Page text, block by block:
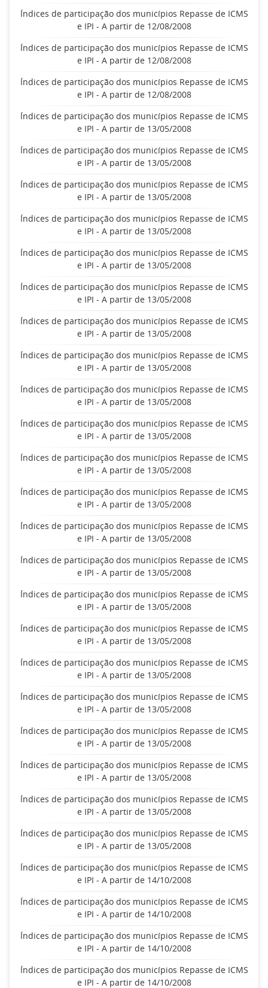
Índices de participação dos municípios Repasse de ICMS
e IPI - A partir de 12/08/2008
Índices de participação dos municípios Repasse de ICMS
e IPI - A partir de 12/08/2008
Índices de participação dos municípios Repasse de ICMS
e IPI - A partir de 12/08/2008
Índices de participação dos municípios Repasse de ICMS
e IPI - A partir de 13/05/2008
Índices de participação dos municípios Repasse de ICMS
e IPI - A partir de 13/05/2008
Índices de participação dos municípios Repasse de ICMS
e IPI - A partir de 13/05/2008
Índices de participação dos municípios Repasse de ICMS
e IPI - A partir de 13/05/2008
Índices de participação dos municípios Repasse de ICMS
e IPI - A partir de 13/05/2008
Índices de participação dos municípios Repasse de ICMS
e IPI - A partir de 13/05/2008
Índices de participação dos municípios Repasse de ICMS
e IPI - A partir de 13/05/2008
Índices de participação dos municípios Repasse de ICMS
e IPI - A partir de 13/05/2008
Índices de participação dos municípios Repasse de ICMS
e IPI - A partir de 13/05/2008
Índices de participação dos municípios Repasse de ICMS
e IPI - A partir de 13/05/2008
Índices de participação dos municípios Repasse de ICMS
e IPI - A partir de 13/05/2008
Índices de participação dos municípios Repasse de ICMS
e IPI - A partir de 13/05/2008
Índices de participação dos municípios Repasse de ICMS
e IPI - A partir de 13/05/2008
Índices de participação dos municípios Repasse de ICMS
e IPI - A partir de 13/05/2008
Índices de participação dos municípios Repasse de ICMS
e IPI - A partir de 13/05/2008
Índices de participação dos municípios Repasse de ICMS
e IPI - A partir de 13/05/2008
Índices de participação dos municípios Repasse de ICMS
e IPI - A partir de 13/05/2008
Índices de participação dos municípios Repasse de ICMS
e IPI - A partir de 13/05/2008
Índices de participação dos municípios Repasse de ICMS
e IPI - A partir de 13/05/2008
Índices de participação dos municípios Repasse de ICMS
e IPI - A partir de 13/05/2008
Índices de participação dos municípios Repasse de ICMS
e IPI - A partir de 13/05/2008
Índices de participação dos municípios Repasse de ICMS
e IPI - A partir de 13/05/2008
Índices de participação dos municípios Repasse de ICMS
e IPI - A partir de 14/10/2008
Índices de participação dos municípios Repasse de ICMS
e IPI - A partir de 14/10/2008
Índices de participação dos municípios Repasse de ICMS
e IPI - A partir de 14/10/2008
Índices de participação dos municípios Repasse de ICMS
e IPI - A partir de 14/10/2008